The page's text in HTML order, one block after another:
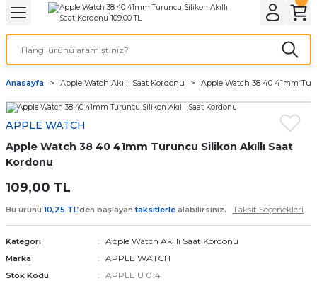
Geri Dön
& ELEKTİRİK AYDINLATMA & ELEKTRİK
Geri Dön
ve Cihaz Pilleri
ÇEŞİTLERİ
ÇEŞİTLERİ
Geri Dön
Geri Dön
Kordon Çeşitleri
Kordonu
saat kordonu
Kordonları
Anasayfa Apple Watch Akıllı Saat Kordonu Apple Watch 38 40 41mm
APPLE WATCH
Apple Watch 38 40 41mm Turuncu Silikon Akıllı Saat
Kordonu
109,00 TL
Bu ürünü 10,25 TL’den başlayantaksitlerle alabilirsiniz. Taksit Seçenekleri
Kategori Apple Watch Akıllı Saat Kordonu
Marka APPLE WATCH
Stok Kodu APPLE U 014